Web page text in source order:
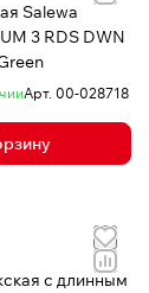
Salewa
3 RDS DWN
Арт. 00-028718
с длинным